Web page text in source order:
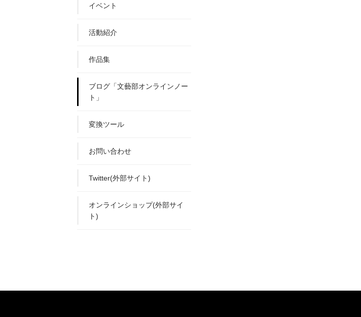
イベント
活動紹介
作品集
ブログ「文藝部オンラインノー
ト」
変換ツール
お問い合わせ
Twitter(外部サイト)
オンラインショップ(外部サイ
ト)